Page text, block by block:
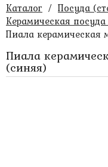
Каталог / Посуда
Керамическая
Пиала керамическая
Пиала
(синяя)